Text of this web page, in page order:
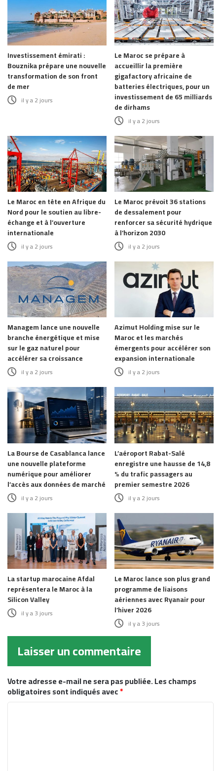
Investissement émirati :
Bouznika prépare une nouvelle
transformation de son front
de mer
il y a 2 jours
Le Maroc se prépare à
accueillir la première
gigafactory africaine de
batteries électriques, pour un
investissement de 65 milliards
de dirhams
il y a 2 jours
Le Maroc en tête en Afrique du
Nord pour le soutien au libre-
échange et à l’ouverture
internationale
il y a 2 jours
Le Maroc prévoit 36 stations
de dessalement pour
renforcer sa sécurité hydrique
à l’horizon 2030
il y a 2 jours
Managem lance une nouvelle
branche énergétique et mise
sur le gaz naturel pour
accélérer sa croissance
il y a 2 jours
Azimut Holding mise sur le
Maroc et les marchés
émergents pour accélérer son
expansion internationale
il y a 2 jours
La Bourse de Casablanca lance
une nouvelle plateforme
numérique pour améliorer
l’accès aux données de marché
il y a 2 jours
L’aéroport Rabat-Salé
enregistre une hausse de 14,8
% du trafic passagers au
premier semestre 2026
il y a 2 jours
La startup marocaine Afdal
représentera le Maroc à la
Silicon Valley
il y a 3 jours
Le Maroc lance son plus grand
programme de liaisons
aériennes avec Ryanair pour
l’hiver 2026
il y a 3 jours
Laisser un commentaire
Votre adresse e-mail ne sera pas publiée.Les champs
obligatoires sont indiqués avec*